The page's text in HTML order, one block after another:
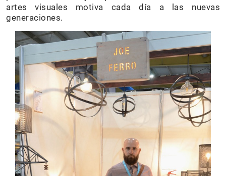
artes visuales motiva cada día a las nuevas
generaciones.